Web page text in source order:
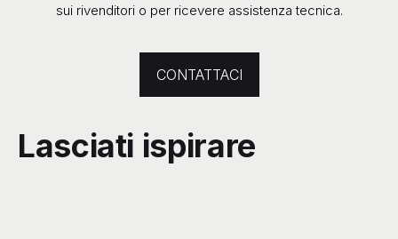
sui rivenditori o per ricevere assistenza tecnica.
CONTATTACI
Lasciati ispirare